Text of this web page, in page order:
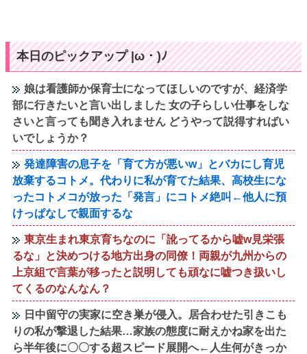
本日のピックアップ |ω・)ﾉ
娘は看護師か保育士になってほしいのですが、経済学
部に行きたいと言い出しました 女の子らしい仕事をしな
さいと言っても聞き入れません どうやって説得すればい
いでしょうか？
発達障害の息子を「育て方が悪いw」とバカにし育児
放棄するコトメ。代わりに私が育てた結果、高校生にな
ったコトメコが放った「発言」にコトメ絶叫←他人に預
けっぱなしで親面するな
東京生まれ東京育ちなのに「訛ってるから嘘w見栄張
るな」と決めつける地方出身の同僚！両親が九州からの
上京組で言葉が移ったと説明しても頑なに嘘つき扱いし
てくるのなんなん？
日中留守の実家に空き巣が侵入。居合わせた引きこも
りの私が撃退した結果…家族の態度に耐えかね家を出た
ら半年後に〇〇する超スピード展開へ←人生何がきっか